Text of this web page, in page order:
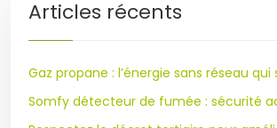
Articles récents
Gaz propane : l’énergie sans réseau
Somfy détecteur de fumée : sécurité